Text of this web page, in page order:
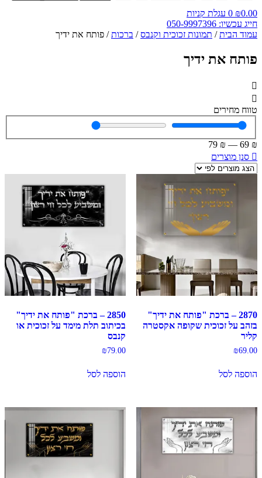
₪0.00
0 עגלת קניות
חייג עכשיו: 050-9997396
עמוד הבית/ תמונות זכוכית וקנבס/ ברכות/ פותח את ידיך
פותח את ידיך
טווח מחירים
₪
69
—
₪
79
סנן מוצרים
2870 – ברכת "פותח את ידיך"
בזהב על זכוכית שקופה אקסטרה
קליר
₪69.00
הוספה לסל
2850 – ברכת "פותח את ידיך"
בכיתוב תלת מימד על זכוכית או
קנבס
₪79.00
הוספה לסל